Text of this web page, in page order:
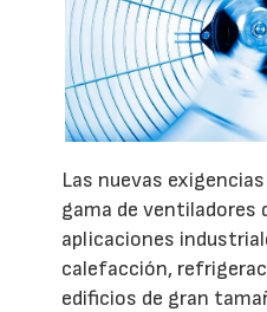
Las nuevas
gama de ventiladores
aplicaciones
calefacción,
edificios de gran